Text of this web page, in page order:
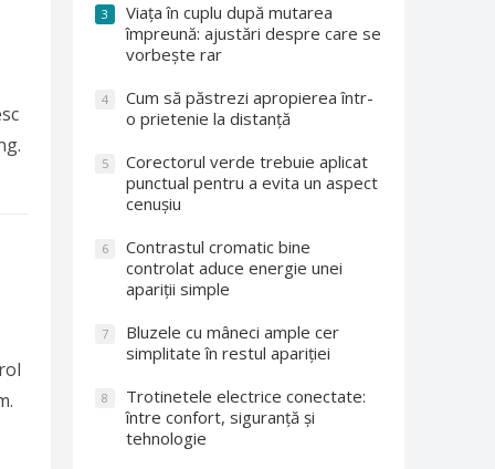
3
Viața în cuplu după mutarea
împreună: ajustări despre care se
vorbește rar
4
Cum să păstrezi apropierea într-
o prietenie la distanță
5
Corectorul verde trebuie aplicat
punctual pentru a evita un aspect
cenușiu
6
Contrastul cromatic bine
controlat aduce energie unei
apariții simple
7
Bluzele cu mâneci ample cer
simplitate în restul apariției
8
Trotinetele electrice conectate:
între confort, siguranță și
tehnologie